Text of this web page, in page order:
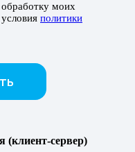
моих
политики
(клиент-сервер)